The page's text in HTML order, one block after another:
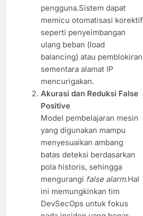
pengguna.Sistem dapat
memicu otomatisasi korektif
seperti penyeimbangan
ulang beban (load
balancing) atau pemblokiran
sementara alamat IP
mencurigakan.
Akurasi dan Reduksi False
Positive
Model pembelajaran mesin
yang digunakan mampu
menyesuaikan ambang
batas deteksi berdasarkan
pola historis, sehingga
mengurangi false alarm.Hal
ini memungkinkan tim
DevSecOps untuk fokus